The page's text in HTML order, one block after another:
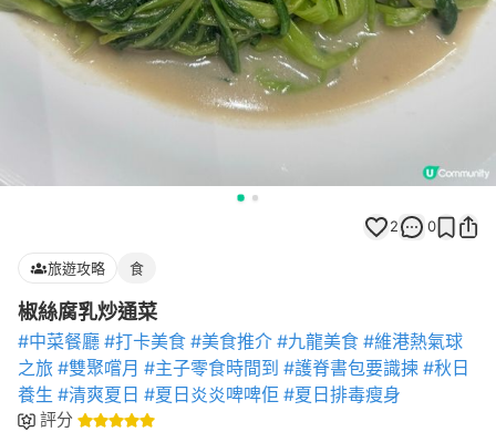
2 0
旅遊攻略 食
椒絲腐乳炒通菜
#中菜餐廳 #打卡美食 #美食推介 #九龍美食 #維港熱氣球
之旅 #雙聚嚐月 #主子零食時間到 #護脊書包要識揀 #秋日
養生 #清爽夏日 #夏日炎炎啤啤佢 #夏日排毒瘦身
評分